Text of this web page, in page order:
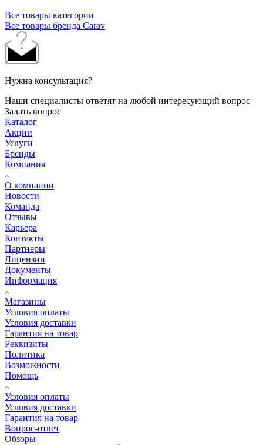
Все товары категории
Все товары бренда Carav
Нужна консультация?
Наши специалисты ответят на любой интересующий вопрос
Задать вопрос
Каталог
Акции
Услуги
Бренды
Компания
О компании
Новости
Команда
Отзывы
Карьера
Контакты
Партнеры
Лицензии
Документы
Информация
Магазины
Условия оплаты
Условия доставки
Гарантия на товар
Реквизиты
Политика
Возможности
Помощь
Условия оплаты
Условия доставки
Гарантия на товар
Вопрос-ответ
Обзоры